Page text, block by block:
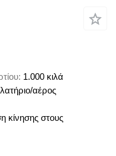
1.000 κιλά
αέρος
κίνησης στους